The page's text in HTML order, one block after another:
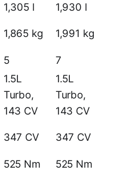
1,305 l
1,930 l
1,865 kg 1,991 kg
5 7
1.5L
Turbo,
143 CV
1.5L
Turbo,
143 CV
347 CV 347 CV
525 Nm 525 Nm